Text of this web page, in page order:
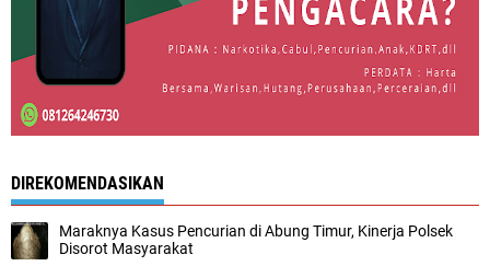
DIREKOMENDASIKAN
Maraknya Kasus Pencurian di Abung Timur, Kinerja Polsek
Disorot Masyarakat